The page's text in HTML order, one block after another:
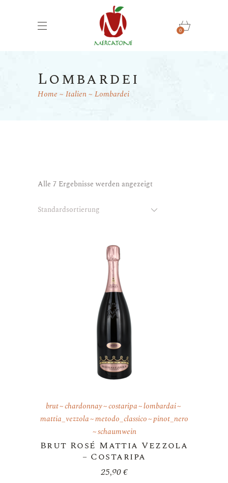
0
Lombardei
Home Italien Lombardei
Alle 7 Ergebnisse werden angezeigt
Standardsortierung
brut chardonnay costaripa lombardai
mattia_vezzola metodo_classico pinot_nero
schaumwein
Brut Rosé Mattia Vezzola
– Costaripa
25,90€